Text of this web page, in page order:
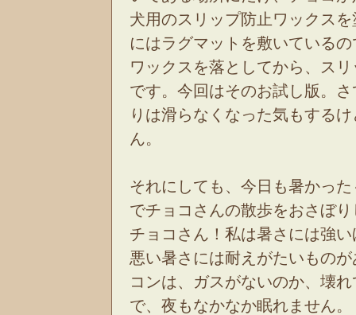
犬用のスリップ防止ワックス
にはラグマットを敷いている
ワックスを落としてから、ス
です。今回はそのお試し版。
りは滑らなくなった気もする
ん。
それにしても、今日も暑かっ
でチョコさんの散歩をおさぼ
チョコさん！私は暑さには強
悪い暑さには耐えがたいもの
コンは、ガスがないのか、壊
で、夜もなかなか眠れません。